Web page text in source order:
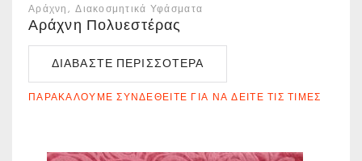
Αράχνη Διακοσμητικά Υφάσματα
Αράχνη Πολυεστέρας
ΔΙΑΒΆΣΤΕ ΠΕΡΙΣΣΌΤΕΡΑ
ΠΑΡΑΚΑΛΟΎΜΕ ΣΥΝΔΕΘΕΊΤΕ ΓΙΑ ΝΑ ΔΕΊΤΕ ΤΙΣ ΤΙΜΈΣ